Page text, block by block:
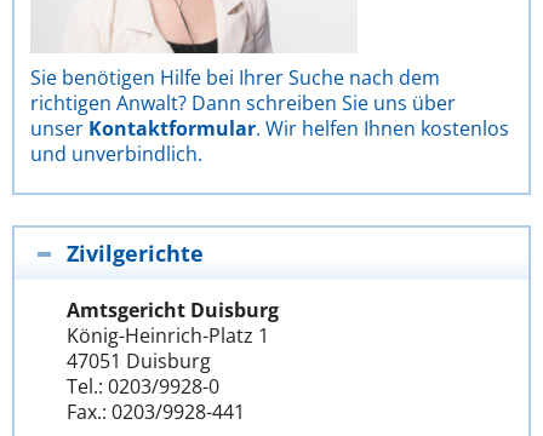
Sie benötigen Hilfe bei Ihrer Suche nach dem
richtigen Anwalt? Dann schreiben Sie uns über
unser Kontaktformular. Wir helfen Ihnen kostenlos
und unverbindlich.
Zivilgerichte
Amtsgericht Duisburg
König-Heinrich-Platz 1
47051 Duisburg
Tel.: 0203/9928-0
Fax.: 0203/9928-441